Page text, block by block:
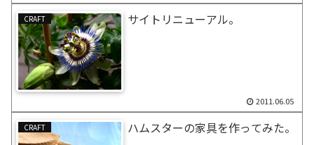
CRAFT サイトリニューアル。
2011.06.05
CRAFT ハムスターの家具を作ってみた。